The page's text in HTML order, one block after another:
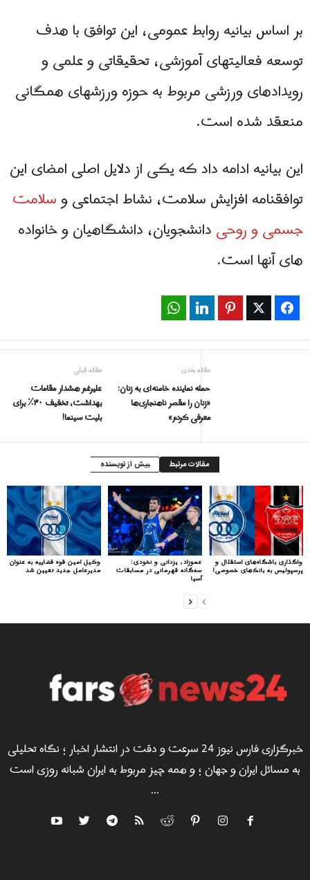
بر اساس بیانیه روابط عمومی، این توافق با هدف
توسعه فعالیتهای آموزشی، تحقیقاتی و علمی و
رویدادهای ورزشی مربوط به حوزه ورزشهای همگانی
منعقد شده است.
این بیانیه ادامه داد که یکی از دلایل اصلی امضای این
توافقنامه افزایش سلامت، نشاط اجتماعی وسلامت
جسمی و روحیدانشجویان، دانشگاهیان و خانواده
های آنها است.
Facebook
Twitter
Pinterest
LinkedIn
مقاله قبلی
علیرغم هشدار مقامات
بهداشت، تخفیف ۳۰٪ برای
بلیت سینما!
مقاله بعدی
حمله نماینده خامنه‌ای به زنان:
«زنان را مقصر ناهنجاری‌ها
معرفی کردم»
مقالات مرتبط بیش از نویسنده
وکیل امین قوه قضاییه به عنوان
مدیرعامل جدید تعیین شد
عموزاد، یزدانی و نخودی:
سه‌گانه قهرمانی در مسابقات
آسیا
واگذاری باشگاه‌های استقلال و
پرسپولیس به بانک‌های خصوصی!
خبرگزاری فارس نیوز 24 سرعت و دقت در انتشار اخبار ؛ نگاه تحلیلی
به مسائل ایران و جهان ؛ و همه چیز مربوط به ایران شبانه روزی است
...